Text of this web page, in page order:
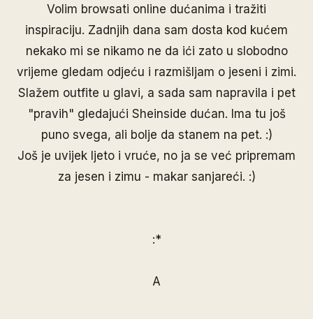
Volim browsati online dućanima i tražiti
inspiraciju. Zadnjih dana sam dosta kod kućem
nekako mi se nikamo ne da ići zato u slobodno
vrijeme gledam odjeću i razmišljam o jeseni i zimi.
Slažem outfite u glavi, a sada sam napravila i pet
"pravih" gledajući Sheinside dućan. Ima tu još
puno svega, ali bolje da stanem na pet. :)
Još je uvijek ljeto i vruće, no ja se već pripremam
za jesen i zimu - makar sanjareći. :)
:*
A